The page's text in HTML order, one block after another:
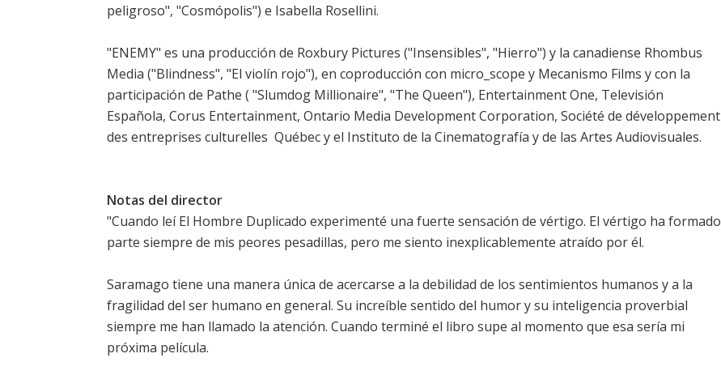
peligroso", "Cosmópolis") e Isabella Rosellini.
"ENEMY" es una producción de Roxbury Pictures ("Insensibles", "Hierro") y la canadiense Rhombus
Media ("Blindness", "El violín rojo"), en coproducción con micro_scope y Mecanismo Films y con la
participación de Pathe ( "Slumdog Millionaire", "The Queen"), Entertainment One, Televisión
Española, Corus Entertainment, Ontario Media Development Corporation, Société de développement
des entreprises culturelles  Québec y el Instituto de la Cinematografía y de las Artes Audiovisuales.
Notas del director
"Cuando leí El Hombre Duplicado experimenté una fuerte sensación de vértigo. El vértigo ha formado
parte siempre de mis peores pesadillas, pero me siento inexplicablemente atraído por él.
Saramago tiene una manera única de acercarse a la debilidad de los sentimientos humanos y a la
fragilidad del ser humano en general. Su increíble sentido del humor y su inteligencia proverbial
siempre me han llamado la atención. Cuando terminé el libro supe al momento que esa sería mi
próxima película.